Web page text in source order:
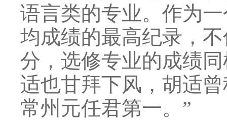
语言类的专业。作为
均成绩的最高纪录，
分，选修专业的成绩
适也甘拜下风，胡适
常州元任君第一。”